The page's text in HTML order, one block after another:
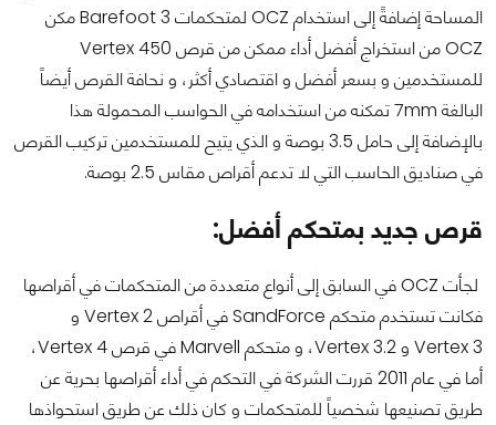
المساحة إضافةً إلى استخدام OCZ لمتحكمات Barefoot 3 مكن
OCZ من استخراج أفضل أداء ممكن من قرص Vertex 450
للمستخدمين و بسعر أفضل و اقتصادي أكثر، و نحافة القرص أيضاً
البالغة 7mm تمكنه من استخدامه في الحواسب المحمولة هذا
بالإضافة إلى حامل 3.5 بوصة و الذي يتيح للمستخدمين تركيب القرص
في صناديق الحاسب التي لا تدعم أقراص مقاس 2.5 بوصة.
قرص جديد بمتحكم أفضل:
لجأت OCZ في السابق إلى أنواع متعددة من المتحكمات في أقراصها
فكانت تستخدم متحكم SandForce في أقراص Vertex 2 و
Vertex 3 و Vertex 3.2، و متحكم Marvell في قرص Vertex 4،
أما في عام 2011 قررت الشركة في التحكم في أداء أقراصها بحرية عن
طريق تصنيعها شخصياً للمتحكمات و كان ذلك عن طريق استحواذها